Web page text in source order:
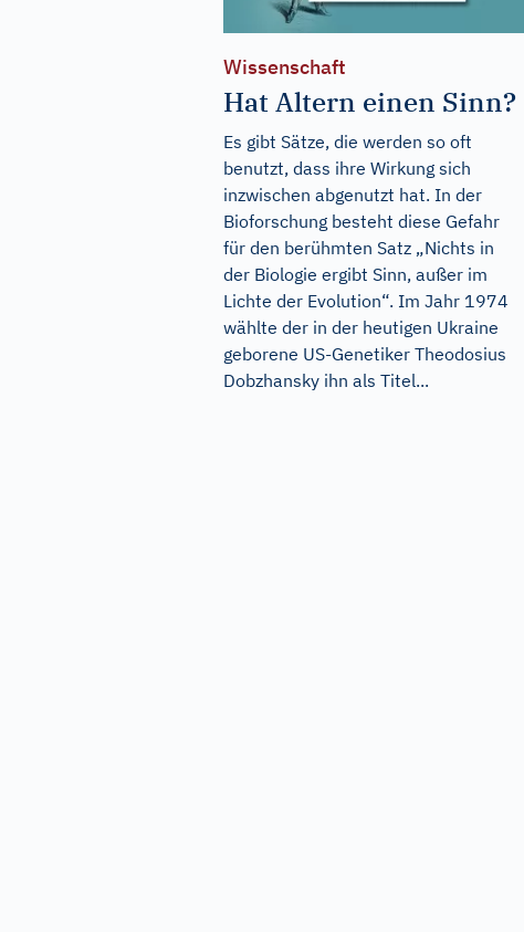
Wissenschaft
Hat Altern einen Sinn?
Es gibt Sätze, die werden so oft
benutzt, dass ihre Wirkung sich
inzwischen abgenutzt hat. In der
Bioforschung besteht diese Gefahr
für den berühmten Satz „Nichts in
der Biologie ergibt Sinn, außer im
Lichte der Evolution“. Im Jahr 1974
wählte der in der heutigen Ukraine
geborene US-Genetiker Theodosius
Dobzhansky ihn als Titel...